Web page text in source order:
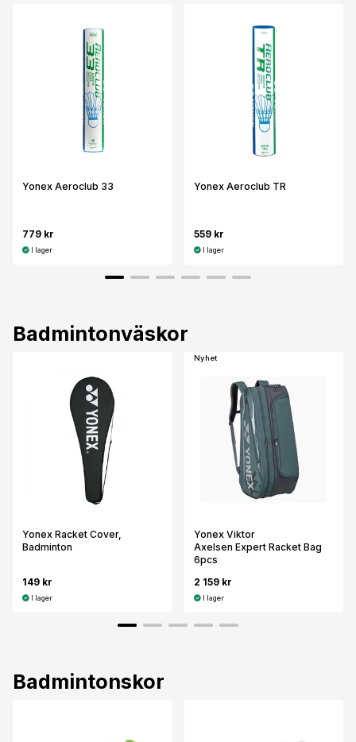
Yonex Aeroclub 33
779 kr
I lager
Yonex Aeroclub TR
559 kr
I lager
Badmintonväskor
Yonex Racket Cover,
Badminton
149 kr
I lager
Nyhet
Yonex Viktor
Axelsen Expert Racket Bag
6pcs
2 159 kr
I lager
Badmintonskor